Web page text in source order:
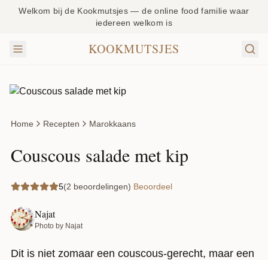
Welkom bij de Kookmutsjes — de online food familie waar
iedereen welkom is
KOOKMUTSJES
Home Recepten Marokkaans
Couscous salade met kip
5(2 beoordelingen) Beoordeel
Najat
Photo by Najat
Dit is niet zomaar een couscous-gerecht, maar een